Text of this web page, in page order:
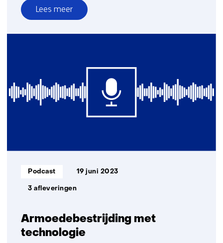
Lees meer
over
Data
zorg
Armoedebestrijding met
technologie
Informatietype:
Podcast 19 juni 2023
3 afleveringen